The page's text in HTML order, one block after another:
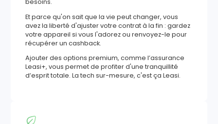
Et parce qu'on sait que la vie peut changer, vous
avez la liberté d'ajuster votre contrat à la fin : gardez
votre appareil si vous l'adorez ou renvoyez-le pour
récupérer un cashback.
Ajouter des options premium, comme l’assurance
Leasi+, vous permet de profiter d'une tranquillité
d’esprit totale. La tech sur-mesure, c'est ça Leasi.